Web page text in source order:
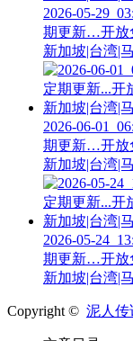
2026-05-
期更新…开放
新加坡|台湾|
2026-06-
期更新…开放
新加坡|台湾|
2026-05-
期更新…开放
新加坡|台湾|
Copyright © 泥人传